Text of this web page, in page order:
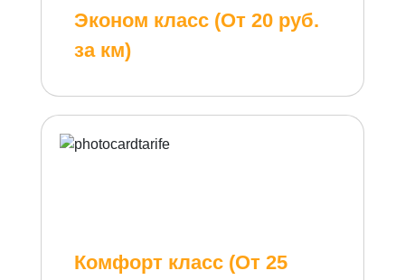
Эконом класс (От 20 руб.
за км)
Комфорт класс (От 25